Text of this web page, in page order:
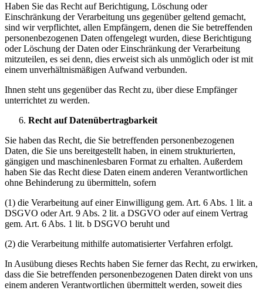
Haben Sie das Recht auf Berichtigung, Löschung oder
Einschränkung der Verarbeitung uns gegenüber geltend gemacht,
sind wir verpflichtet, allen Empfängern, denen die Sie betreffenden
personenbezogenen Daten offengelegt wurden, diese Berichtigung
oder Löschung der Daten oder Einschränkung der Verarbeitung
mitzuteilen, es sei denn, dies erweist sich als unmöglich oder ist mit
einem unverhältnismäßigen Aufwand verbunden.
Ihnen steht uns gegenüber das Recht zu, über diese Empfänger
unterrichtet zu werden.
Recht auf Datenübertragbarkeit
Sie haben das Recht, die Sie betreffenden personenbezogenen
Daten, die Sie uns bereitgestellt haben, in einem strukturierten,
gängigen und maschinenlesbaren Format zu erhalten. Außerdem
haben Sie das Recht diese Daten einem anderen Verantwortlichen
ohne Behinderung zu übermitteln, sofern
(1) die Verarbeitung auf einer Einwilligung gem. Art. 6 Abs. 1 lit. a
DSGVO oder Art. 9 Abs. 2 lit. a DSGVO oder auf einem Vertrag
gem. Art. 6 Abs. 1 lit. b DSGVO beruht und
(2) die Verarbeitung mithilfe automatisierter Verfahren erfolgt.
In Ausübung dieses Rechts haben Sie ferner das Recht, zu erwirken,
dass die Sie betreffenden personenbezogenen Daten direkt von uns
einem anderen Verantwortlichen übermittelt werden, soweit dies